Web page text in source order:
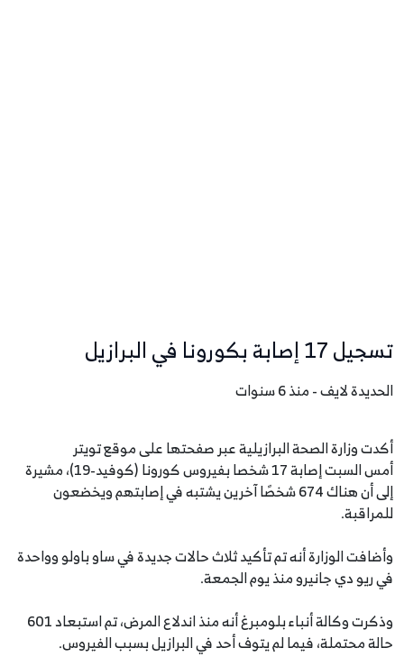
تسجيل 17 إصابة بكورونا في البرازيل
الحديدة لايف - منذ 6 سنوات
أكدت وزارة الصحة البرازيلية عبر صفحتها على موقع تويتر
أمس السبت إصابة 17 شخصا بفيروس كورونا (كوفيد-19)، مشيرة
إلى أن هناك 674 شخصًا آخرين يشتبه في إصابتهم ويخضعون
للمراقبة.
وأضافت الوزارة أنه تم تأكيد ثلاث حالات جديدة في ساو باولو وواحدة
في ريو دي جانيرو منذ يوم الجمعة.
وذكرت وكالة أنباء بلومبرغ أنه منذ اندلاع المرض، تم استبعاد 601
حالة محتملة، فيما لم يتوف أحد في البرازيل بسبب الفيروس.